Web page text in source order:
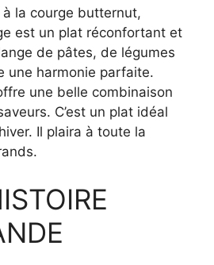
la courge butternut,
est un plat réconfortant et
de pâtes, de légumes
une harmonie parfaite.
une belle combinaison
C’est un plat idéal
Il plaira à toute la